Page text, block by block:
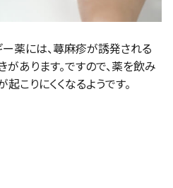
薬には、蕁麻疹が誘発される
あります。ですので、薬を飲み
こりにくくなるようです。